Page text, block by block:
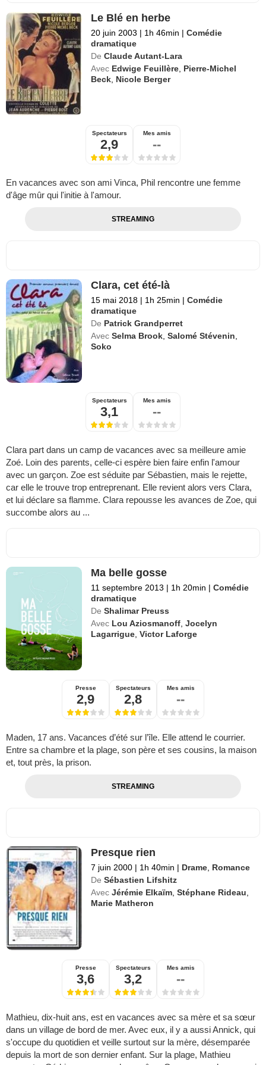
Le Blé en herbe
20 juin 2003 | 1h 46min | Comédie
dramatique
De Claude Autant-Lara
Avec Edwige Feuillère Pierre-Michel
Beck Nicole Berger
Spectateurs
2,9
Mes amis
--
En vacances avec son ami Vinca, Phil rencontre une femme
d'âge mûr qui l'initie à l'amour.
STREAMING
Clara, cet été-là
15 mai 2018 | 1h 25min | Comédie
dramatique
De Patrick Grandperret
Avec Selma Brook ,Salomé Stévenin
Soko
Spectateurs
3,1
Mes amis
--
Clara part dans un camp de vacances avec sa meilleure amie
Zoé. Loin des parents, celle-ci espère bien faire enfin l'amour
avec un garçon. Zoe est séduite par Sébastien, mais le rejette,
car elle le trouve trop entreprenant. Elle revient alors vers Clara,
et lui déclare sa flamme. Clara repousse les avances de Zoe, qui
succombe alors au ...
Ma belle gosse
11 septembre 2013 | 1h 20min | Comédie
dramatique
De Shalimar Preuss
Avec Lou Aziosmanoff ,Jocelyn
Lagarrigue ,Victor Laforge
Presse
2,9
Spectateurs
2,8
Mes amis
--
Maden, 17 ans. Vacances d’été sur l’île. Elle attend le courrier.
Entre sa chambre et la plage, son père et ses cousins, la maison
et, tout près, la prison.
STREAMING
Presque rien
7 juin 2000 | 1h 40min | Drame Romance
De Sébastien Lifshitz
Avec Jérémie Elkaïm ,Stéphane Rideau
Marie Matheron
Presse
3,6
Spectateurs
3,2
Mes amis
--
Mathieu, dix-huit ans, est en vacances avec sa mère et sa sœur
dans un village de bord de mer. Avec eux, il y a aussi Annick, qui
s'occupe du quotidien et veille surtout sur la mère, désemparée
depuis la mort de son dernier enfant. Sur la plage, Mathieu